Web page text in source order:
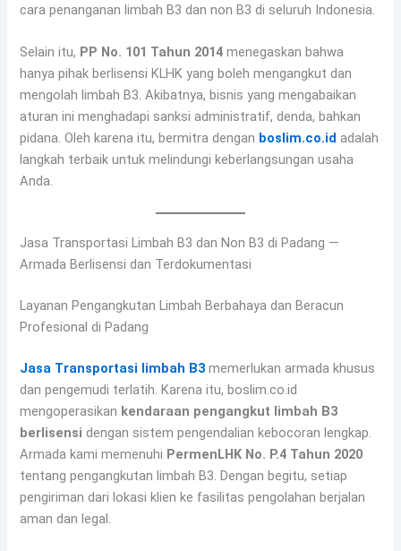
cara penanganan limbah B3 dan non B3 di seluruh Indonesia.
Selain itu, PP No. 101 Tahun 2014 menegaskan bahwa
hanya pihak berlisensi KLHK yang boleh mengangkut dan
mengolah limbah B3. Akibatnya, bisnis yang mengabaikan
aturan ini menghadapi sanksi administratif, denda, bahkan
pidana. Oleh karena itu, bermitra dengan boslim.co.id adalah
langkah terbaik untuk melindungi keberlangsungan usaha
Anda.
Jasa Transportasi Limbah B3 dan Non B3 di Padang —
Armada Berlisensi dan Terdokumentasi
Layanan Pengangkutan Limbah Berbahaya dan Beracun
Profesional di Padang
Jasa Transportasi limbah B3memerlukan armada khusus
dan pengemudi terlatih. Karena itu, boslim.co.id
mengoperasikan kendaraan pengangkut limbah B3
berlisensi dengan sistem pengendalian kebocoran lengkap.
Armada kami memenuhi PermenLHK No. P.4 Tahun 2020
tentang pengangkutan limbah B3. Dengan begitu, setiap
pengiriman dari lokasi klien ke fasilitas pengolahan berjalan
aman dan legal.